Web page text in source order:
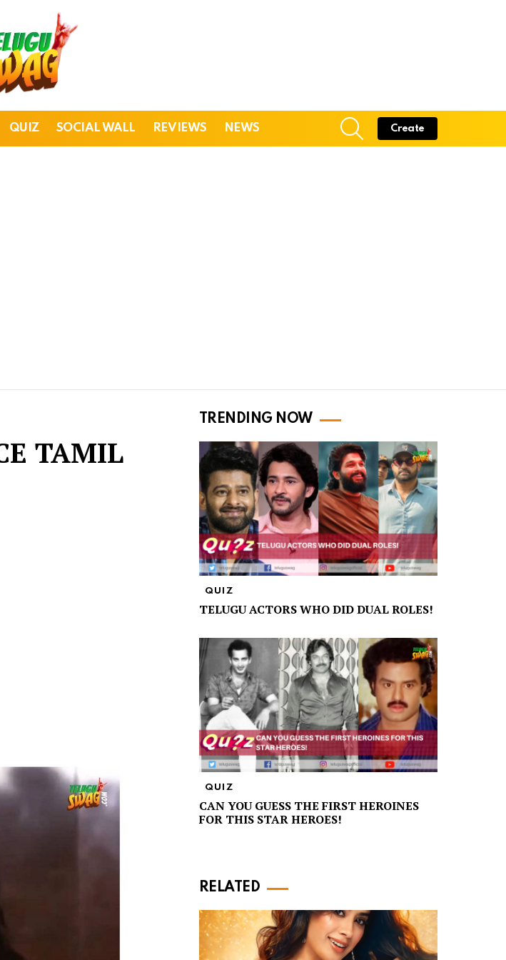
QUIZ SOCIAL WALL REVIEWS NEWS
SEARCH
Create
TAMIL
TRENDING NOW
QUIZ
TELUGU ACTORS WHO DID DUAL ROLES!
QUIZ
CAN YOU GUESS THE FIRST HEROINES
FOR THIS STAR HEROES!
RELATED